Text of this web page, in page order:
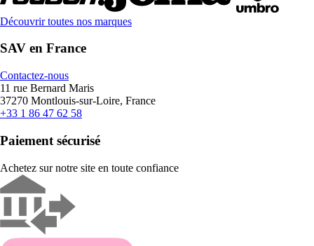
Découvrir toutes nos marques
SAV en France
Contactez-nous
11 rue Bernard Maris
37270 Montlouis-sur-Loire, France
+33 1 86 47 62 58
Paiement sécurisé
Achetez sur notre site en toute confiance